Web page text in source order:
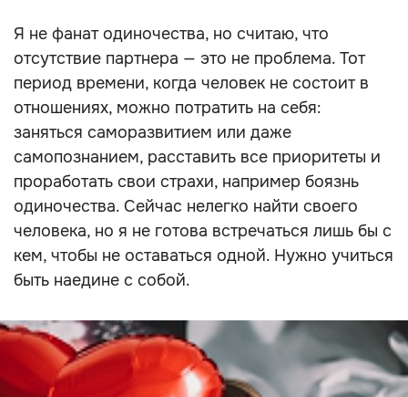
Я не фанат одиночества, но считаю, что
отсутствие партнера — это не проблема. Тот
период времени, когда человек не состоит в
отношениях, можно потратить на себя:
заняться саморазвитием или даже
самопознанием, расставить все приоритеты и
проработать свои страхи, например боязнь
одиночества. Сейчас нелегко найти своего
человека, но я не готова встречаться лишь бы с
кем, чтобы не оставаться одной. Нужно учиться
быть наедине с собой.